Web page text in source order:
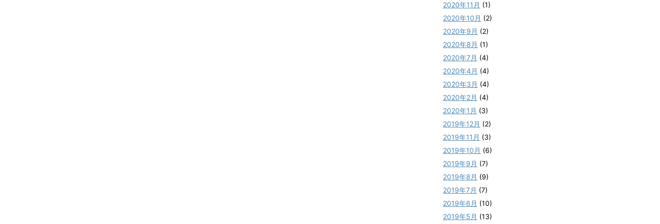
2020年11月 (1)
2020年10月 (2)
2020年9月 (2)
2020年8月 (1)
2020年7月 (4)
2020年4月 (4)
2020年3月 (4)
2020年2月 (4)
2020年1月 (3)
2019年12月 (2)
2019年11月 (3)
2019年10月 (6)
2019年9月 (7)
2019年8月 (9)
2019年7月 (7)
2019年6月 (10)
2019年5月 (13)